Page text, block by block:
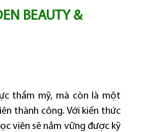
BEAUTY &
thẩm mỹ, mà còn là một
thành công. Với kiến thức
viên sẽ nắm vững được kỹ